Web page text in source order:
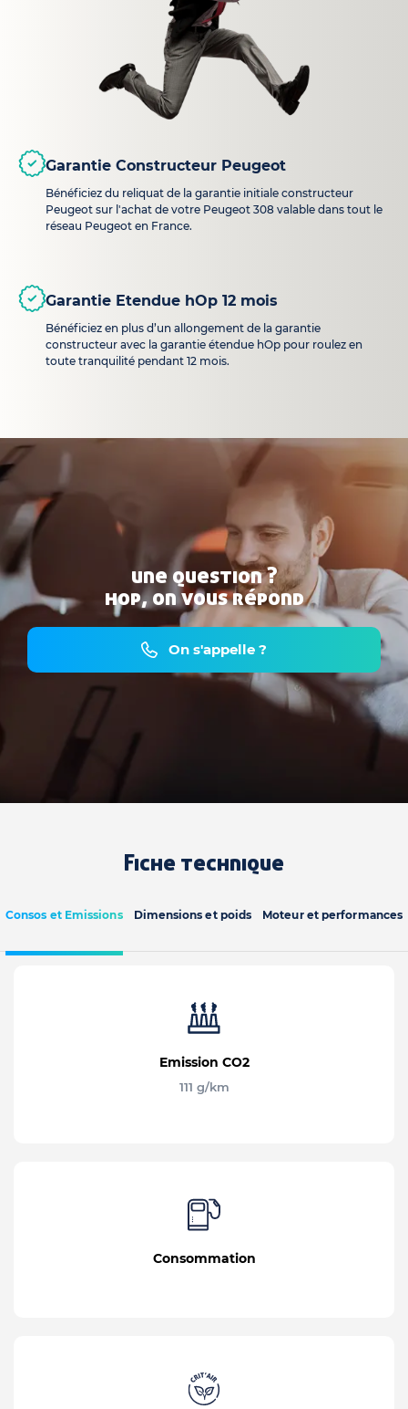
Garantie Constructeur Peugeot
Bénéficiez du reliquat de la garantie initiale constructeur
Peugeot sur l'achat de votre Peugeot 308 valable dans tout le
réseau Peugeot en France.
Garantie Etendue hOp 12 mois
Bénéficiez en plus d’un allongement de la garantie
constructeur avec la garantie étendue hOp pour roulez en
toute tranquilité pendant 12 mois.
une question ?
hop, on vous répond
On s'appelle ?
Fiche technique
Consos et Emissions Dimensions et poids Moteur et performances
Emission CO2
111 g/km
Consommation